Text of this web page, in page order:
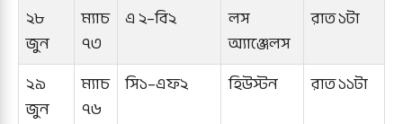
২৮
জুন
ম্যাচ
৭৩
এ ২–বি২
লস
অ্যাঞ্জেলস
রাত ১টা
২৯
জুন
ম্যাচ
৭৬
সি১–এফ২ হিউস্টন রাত ১১টা